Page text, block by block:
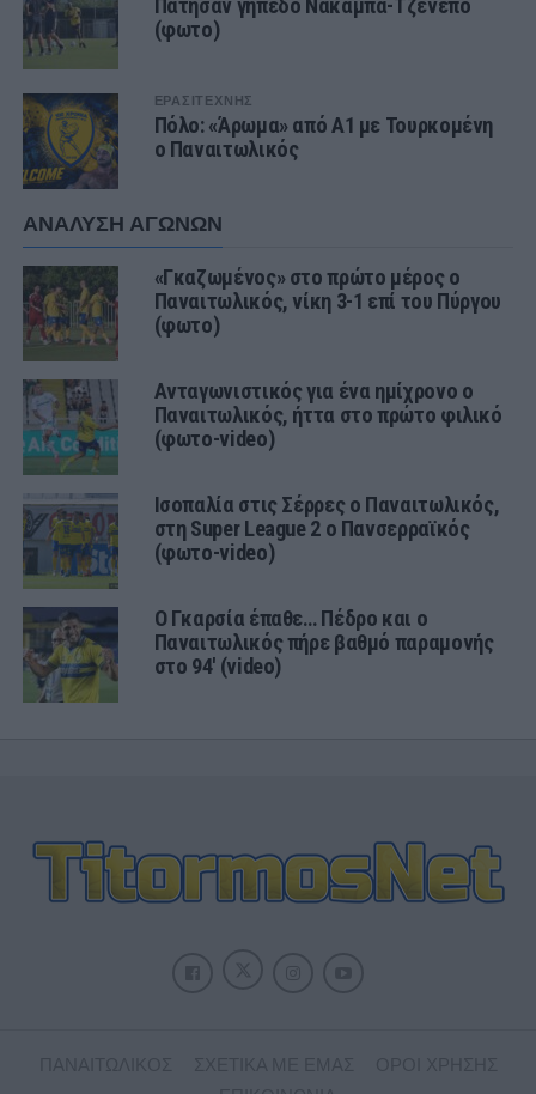
(φωτο)
ΕΡΑΣΙΤΕΧΝΗΣ
Πόλο: «Άρωμα» από Α1 με Τουρκομένη
ο Παναιτωλικός
ΑΝΑΛΥΣΗ ΑΓΩΝΩΝ
«Γκαζωμένος» στο πρώτο μέρος ο
Παναιτωλικός, νίκη 3-1 επί του Πύργου
(φωτο)
Ανταγωνιστικός για ένα ημίχρονο ο
Παναιτωλικός, ήττα στο πρώτο φιλικό
(φωτο-video)
Ισοπαλία στις Σέρρες ο Παναιτωλικός,
στη Super League 2 ο Πανσερραϊκός
(φωτο-video)
Ο Γκαρσία έπαθε… Πέδρο και ο
Παναιτωλικός πήρε βαθμό παραμονής
στο 94′ (video)